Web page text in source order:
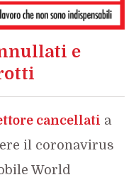
e
cancellati a
il coronavirus
World